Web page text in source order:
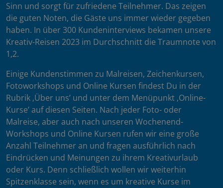
Sinn und sorgt für zufriedene Teilnehmer. Das zeigen
die guten Noten, die Gäste uns immer wieder gegeben
haben. In über 300 Kundeninterviews bekamen unsere
Kreativ-Reisen 2023 im Durchschnitt die Traumnote von
1,2.
Einige Kundenstimmen zu Malreisen, Zeichenkursen,
Fotoworkshops und Online Kursen findest Du in der
Rubrik ‚Über uns’ und unter dem Menüpunkt ‚Online-
Kurse’ auf diesen Seiten. Nach jeder Foto- oder
Malreise, aber auch nach unseren Wochenend-
Workshops und Online Kursen rufen wir eine große
Anzahl Teilnehmer an und fragen ausführlich nach
Eindrücken und Meinungen zu ihrem Kreativurlaub
oder Kurs. Denn schließlich wollen wir weiterhin
Spitzenklasse sein, wenn es um kreative Kurse im